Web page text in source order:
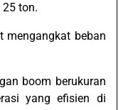
ton.
mengangkat beban
boom berukuran
yang efisien di